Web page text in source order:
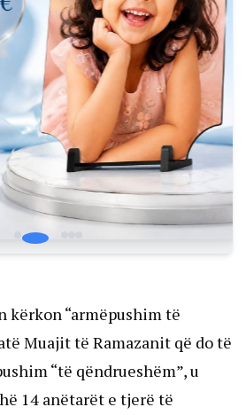
kërkon “armëpushim të
Muajit të Ramazanit që do të
“të qëndrueshëm”, u
14 anëtarët e tjerë të